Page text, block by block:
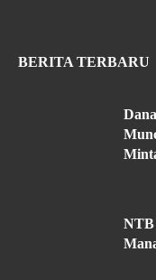
BERITA TERBARU
NTB